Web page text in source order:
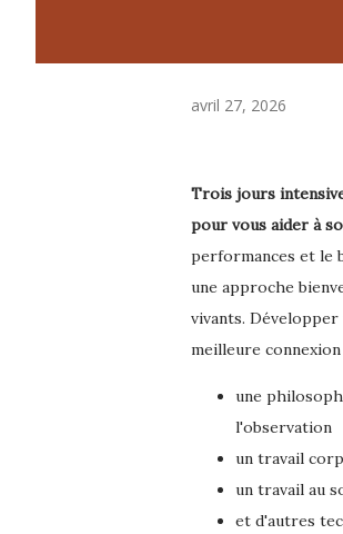
avril 27, 2026
Trois jours
pour vous aider à
performances et le
une approche
vivants. Développer
meilleure connexion
une
l'observation
un travail
un travail au
et d'autres